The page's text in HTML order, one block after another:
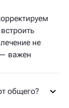
не
важен
общего?